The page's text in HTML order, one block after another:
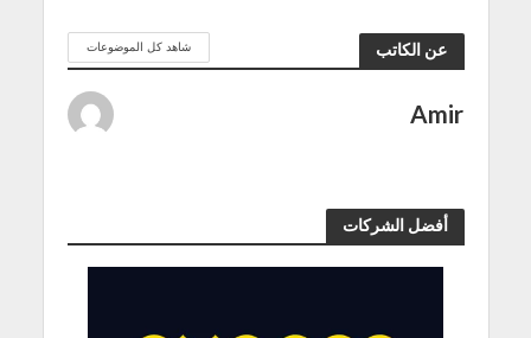
عن الكاتب شاهد كل الموضوعات
Amir
أفضل الشركات